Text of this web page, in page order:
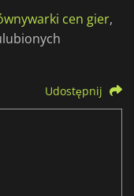
cen gier,
Udostępnij